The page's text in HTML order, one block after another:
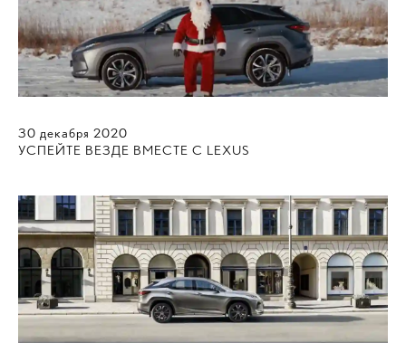
30 декабря 2020
УСПЕЙТЕ ВЕЗДЕ ВМЕСТЕ С LEXUS